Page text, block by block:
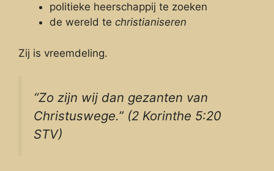
politieke heerschappij te zoeken
de wereld te christianiseren
Zij is vreemdeling.
“Zo zijn wij dan gezanten van
Christuswege.” (2 Korinthe 5:20
STV)